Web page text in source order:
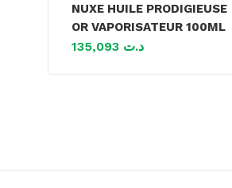
NUXE HUILE PRODIGIEUSE
OR VAPORISATEUR 100ML
د.ت 135,093